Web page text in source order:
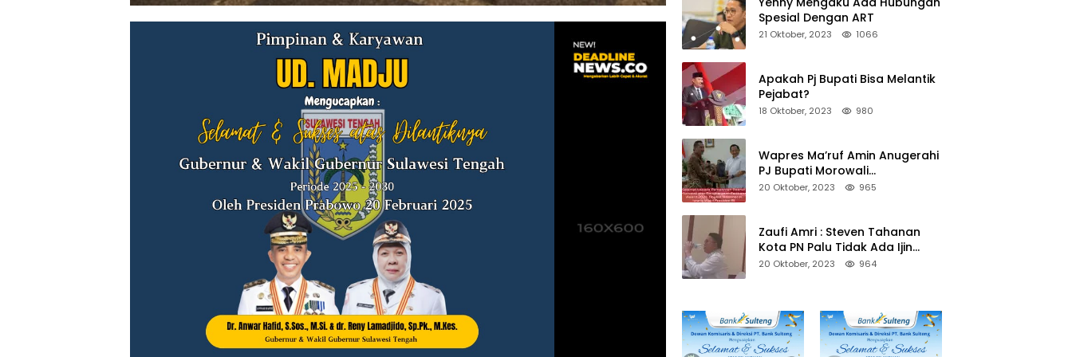
Spesial Dengan ART
21 Oktober, 2023 1066
Apakah Pj Bupati Bisa Melantik
Pejabat?
18 Oktober, 2023 980
Wapres Ma’ruf Amin Anugerahi
PJ Bupati Morowali
Penghargaan Paritrana Award
20 Oktober, 2023 965
Zaufi Amri : Steven Tahanan
Kota PN Palu Tidak Ada Ijin
Keluar Kota
20 Oktober, 2023 964